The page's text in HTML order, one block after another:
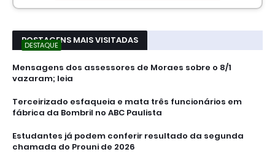
POSTAGENS MAIS VISITADAS
DESTAQUE
Mensagens dos assessores de Moraes sobre o 8/1
vazaram; leia
Terceirizado esfaqueia e mata três funcionários em
fábrica da Bombril no ABC Paulista
Estudantes já podem conferir resultado da segunda
chamada do Prouni de 2026